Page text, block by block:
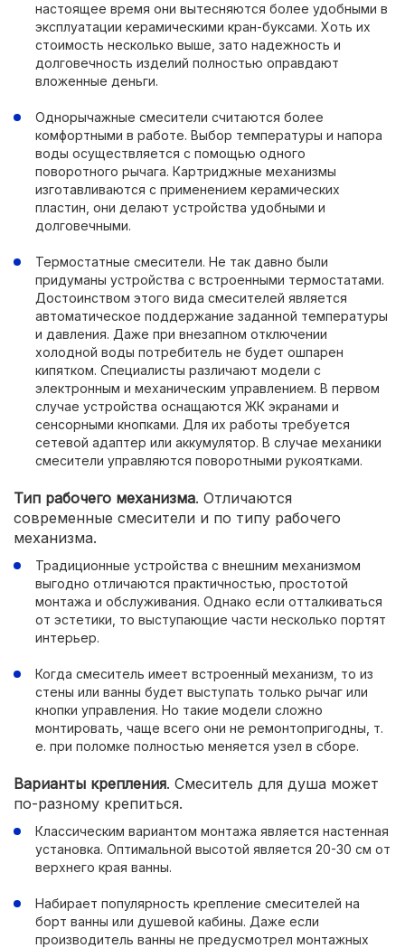
настоящее время они вытесняются более удобными в
эксплуатации керамическими кран-буксами. Хоть их
стоимость несколько выше, зато надежность и
долговечность изделий полностью оправдают
вложенные деньги.
Однорычажные смесители считаются более
комфортными в работе. Выбор температуры и напора
воды осуществляется с помощью одного
поворотного рычага. Картриджные механизмы
изготавливаются с применением керамических
пластин, они делают устройства удобными и
долговечными.
Термостатные смесители. Не так давно были
придуманы устройства с встроенными термостатами.
Достоинством этого вида смесителей является
автоматическое поддержание заданной температуры
и давления. Даже при внезапном отключении
холодной воды потребитель не будет ошпарен
кипятком. Специалисты различают модели с
электронным и механическим управлением. В первом
случае устройства оснащаются ЖК экранами и
сенсорными кнопками. Для их работы требуется
сетевой адаптер или аккумулятор. В случае механики
смесители управляются поворотными рукоятками.
Тип рабочего механизма. Отличаются
современные смесители и по типу рабочего
механизма.
Традиционные устройства с внешним механизмом
выгодно отличаются практичностью, простотой
монтажа и обслуживания. Однако если отталкиваться
от эстетики, то выступающие части несколько портят
интерьер.
Когда смеситель имеет встроенный механизм, то из
стены или ванны будет выступать только рычаг или
кнопки управления. Но такие модели сложно
монтировать, чаще всего они не ремонтопригодны, т.
е. при поломке полностью меняется узел в сборе.
Варианты крепления. Смеситель для душа может
по-разному крепиться.
Классическим вариантом монтажа является настенная
установка. Оптимальной высотой является 20-30 см от
верхнего края ванны.
Набирает популярность крепление смесителей на
борт ванны или душевой кабины. Даже если
производитель ванны не предусмотрел монтажных